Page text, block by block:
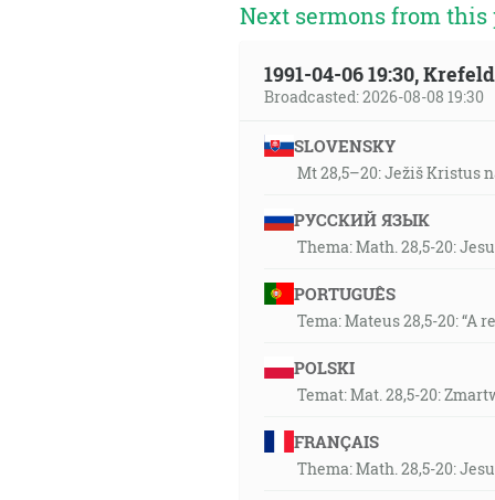
Next sermons from this
1991-04-06 19:30,
Broadcasted: 2026-08-08 19:30
SLOVENSKY
Mt 28,5–20: Ježiš Kristus
РУССКИЙ ЯЗЫК
Thema: Math. 28,5-20:
PORTUGUÊS
Tema: Mateus 28,5-20: “A
POLSKI
Temat: Mat. 28,5-20:
FRANÇAIS
Thema: Math. 28,5-20: